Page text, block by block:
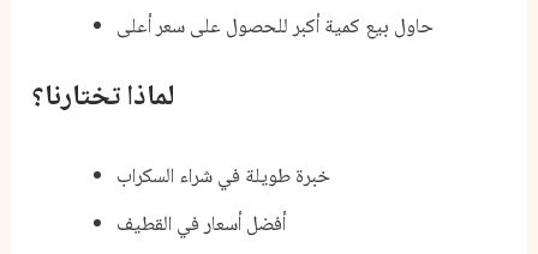
حاول بيع كمية أكبر للحصول على سعر أعلى
لماذا تختارنا؟
خبرة طويلة في شراء السكراب
أفضل أسعار في القطيف